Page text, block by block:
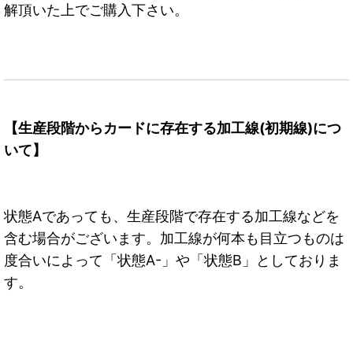
解頂いた上でご購入下さい。
【生産段階からカードに存在する加工線(初期線)につ
いて】
状態Aであっても、生産段階で存在する加工線などを
含む場合がございます。加工線が何本も目立つものは
度合いによって「状態A-」や「状態B」としておりま
す。